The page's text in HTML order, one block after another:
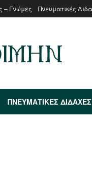
– Γνώμες Πνευματικές
ΠΝΕΥΜΑΤΙΚΈΣ ΔΙΔΑΧΈΣ